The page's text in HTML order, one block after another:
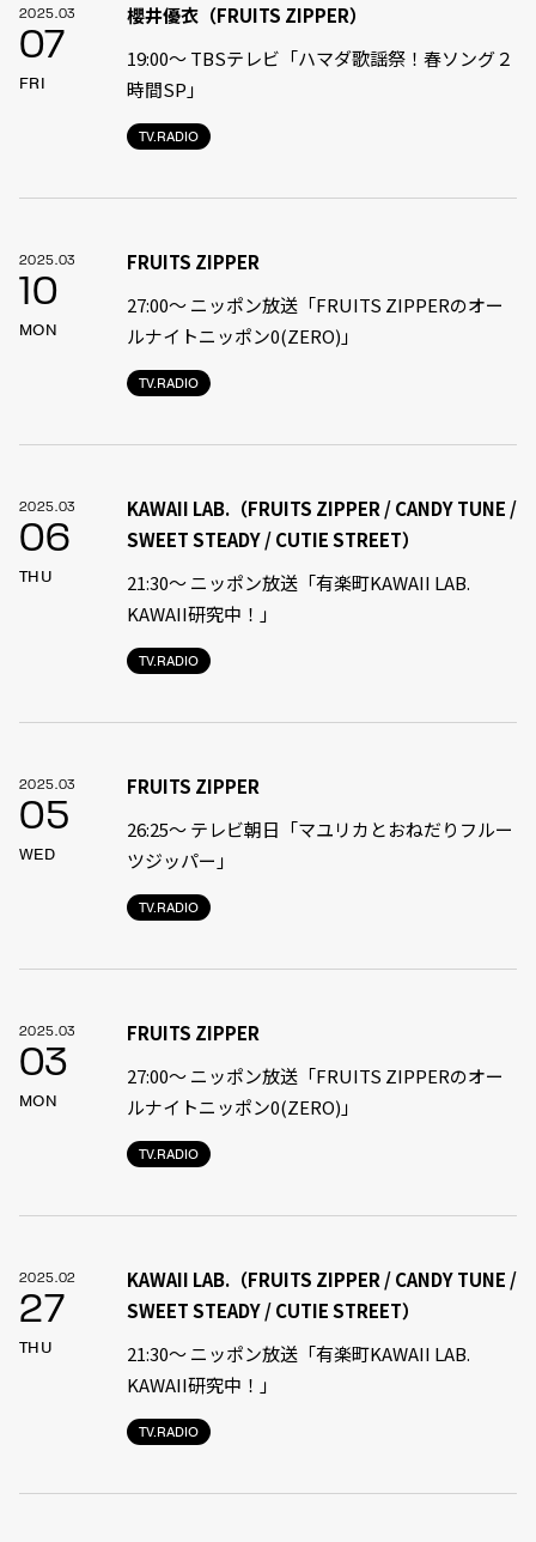
2025.03
07
FRI
TV.RADIO
櫻井優衣（FRUITS ZIPPER）
19:00〜 TBSテレビ「ハマダ歌謡祭！春ソング２
時間SP」
2025.03
10
MON
TV.RADIO
FRUITS ZIPPER
27:00〜 ニッポン放送「FRUITS ZIPPERのオー
ルナイトニッポン0(ZERO)」
2025.03
06
THU
TV.RADIO
KAWAII LAB.（FRUITS ZIPPER / CANDY TUNE /
SWEET STEADY / CUTIE STREET）
21:30〜 ニッポン放送「有楽町KAWAII LAB.
KAWAII研究中！」
2025.03
05
WED
TV.RADIO
FRUITS ZIPPER
26:25～ テレビ朝日「マユリカとおねだりフルー
ツジッパー」
2025.03
03
MON
TV.RADIO
FRUITS ZIPPER
27:00〜 ニッポン放送「FRUITS ZIPPERのオー
ルナイトニッポン0(ZERO)」
2025.02
27
THU
TV.RADIO
KAWAII LAB.（FRUITS ZIPPER / CANDY TUNE /
SWEET STEADY / CUTIE STREET）
21:30〜 ニッポン放送「有楽町KAWAII LAB.
KAWAII研究中！」